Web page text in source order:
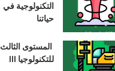
التكنولوجية في
حياتنا
المستوى الثالث
للتكنولوجيا III